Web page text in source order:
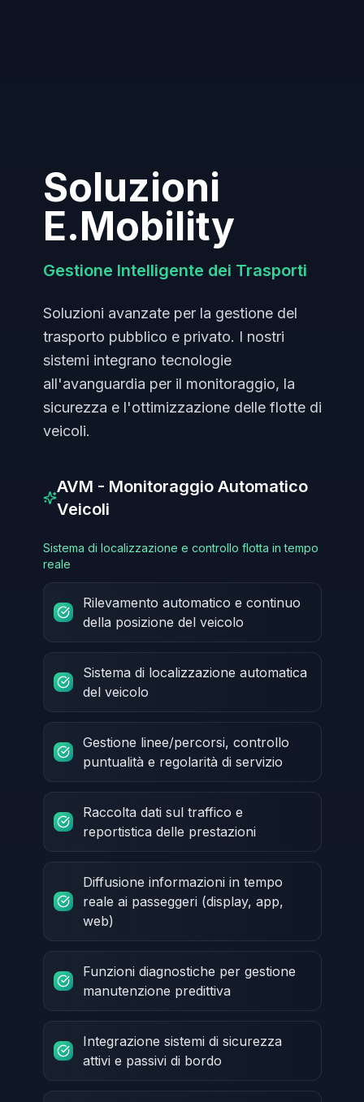
Soluzioni
E.Mobility
Gestione Intelligente dei Trasporti
Soluzioni avanzate per la gestione del
trasporto pubblico e privato. I nostri
sistemi integrano tecnologie
all'avanguardia per il monitoraggio, la
sicurezza e l'ottimizzazione delle flotte di
veicoli.
AVM - Monitoraggio Automatico
Veicoli
Sistema di localizzazione e controllo flotta in tempo
reale
Rilevamento automatico e continuo
della posizione del veicolo
Sistema di localizzazione automatica
del veicolo
Gestione linee/percorsi, controllo
puntualità e regolarità di servizio
Raccolta dati sul traffico e
reportistica delle prestazioni
Diffusione informazioni in tempo
reale ai passeggeri (display, app,
web)
Funzioni diagnostiche per gestione
manutenzione predittiva
Integrazione sistemi di sicurezza
attivi e passivi di bordo